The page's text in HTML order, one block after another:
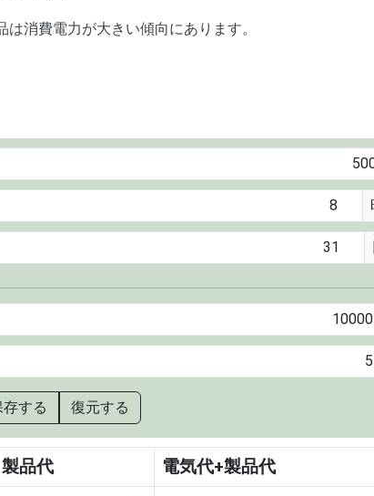
消費電力が大きい傾向にあります。
存する 復元する
製品代
電気代+製品代